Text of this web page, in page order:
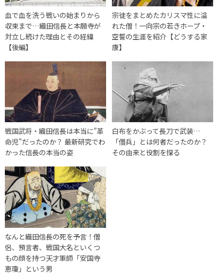
血で血を洗う戦いの始まりから
収束まで…織田信長と本願寺が
対立し続けた理由とその経緯
【後編】
宗徒をまとめたカリスマ性に溢
れた僧！一向宗の若きホープ・
空誓の生涯を紹介【どうする家
康】
戦国武将・織田信長は本当に”革
命児”だったのか？ 最新研究でわ
かった信長の本当の姿
白布をかぶって長刀で武装…
「僧兵」とは何者だったのか？
その由来と役割を探る
なんと織田信長の死を予言！僧
侶、預言者、戦国大名といくつ
もの顔を持つ天才軍師「安国寺
恵瓊」という男